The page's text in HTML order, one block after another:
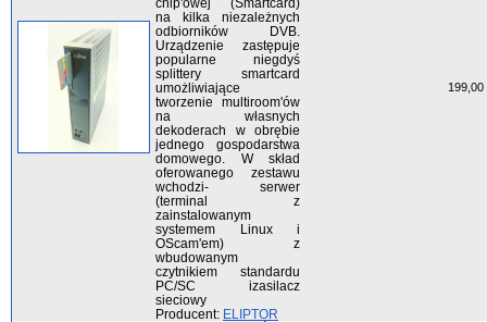
na kilka niezależnych
odbiorników DVB.
Urządzenie zastępuje
popularne niegdyś
splittery smartcard
umożliwiające
tworzenie multiroom'ów
na własnych
dekoderach w obrębie
jednego gospodarstwa
domowego. W skład
oferowanego zestawu
wchodzi- serwer
(terminal z
zainstalowanym
systemem Linux i
OScam'em) z
wbudowanym
czytnikiem standardu
PC/SC izasilacz
sieciowy
Producent: ELIPTOR
199,00